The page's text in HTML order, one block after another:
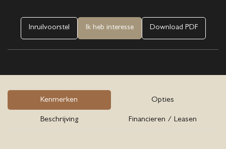
Inruilvoorstel Ik heb interesse Download PDF
Kenmerken Opties
Beschrijving Financieren / Leasen